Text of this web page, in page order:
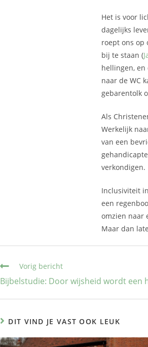
Het is voor
dagelijks
roept ons op
bij te staan (
hellingen,
naar de WC
gebarentolk
Als
Werkelijk
van een
verkondigen.
Inclusiviteit
een
omzien naar
Maar dan
Vorig bericht
Bijbelstudie: Door wijsheid wordt een
DIT VIND JE VAST OOK LEUK